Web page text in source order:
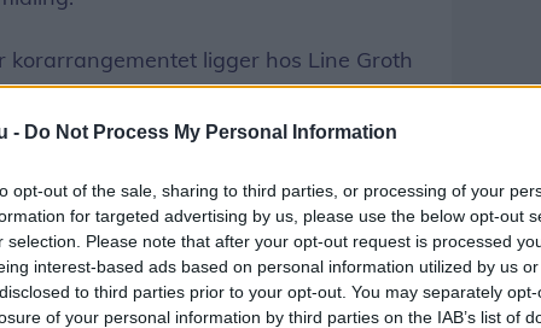
- Do Not Process My Personal Information
opt-out of the sale, sharing to third parties, or processing of your
for targeted advertising by us, please use the below opt-out
selection. Please note that after your opt-out request is processed
interest-based ads based on personal information utilized by us
to third parties prior to your opt-out. You may separately
of your personal information by third parties on the IAB’s list of
korarrangementet ligger hos Line Groth
"SYNG! SYNG! SYNG!"-projekter.
og engagement danner rammen for en
til at skabe opmærksomhed,
vigtige emner.
der baner vejen" finder sted den 1.
kan købes via Musikkens Hus'